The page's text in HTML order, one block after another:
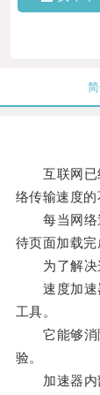
互联网已经
络传输速度的
每当网络速
待页面加载完
为了解决这
速度加速器
工具。
它能够消除
验。
加速器内部